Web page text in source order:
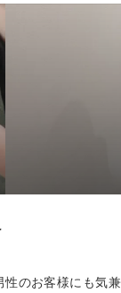
のお客様にも気